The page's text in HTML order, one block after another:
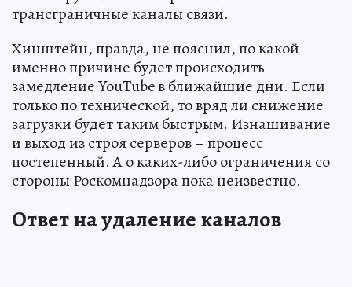
трансграничные каналы связи.
Хинштейн, правда, не пояснил, по какой
именно причине будет происходить
замедление YouTube в ближайшие дни. Если
только по технической, то вряд ли снижение
загрузки будет таким быстрым. Изнашивание
и выход из строя серверов – процесс
постепенный. А о каких-либо ограничения со
стороны Роскомнадзора пока неизвестно.
Ответ на удаление каналов